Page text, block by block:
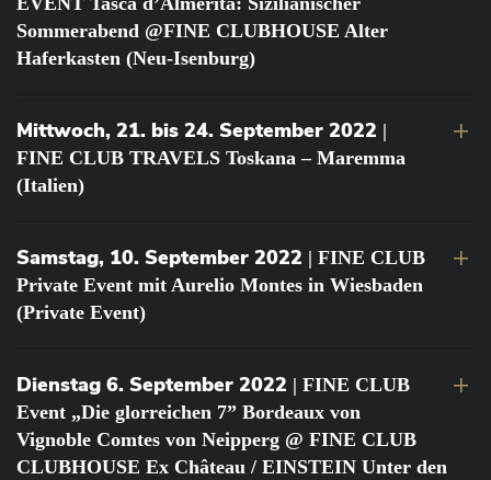
Sommerabend @FINE CLUBHOUSE Alter
Haferkasten (Neu-Isenburg)
Mittwoch, 21. bis 24. September 2022 |
FINE CLUB TRAVELS Toskana – Maremma
(Italien)
Samstag, 10. September 2022 | FINE CLUB
Private Event mit Aurelio Montes in Wiesbaden
(Private Event)
Dienstag 6. September 2022 | FINE CLUB
Event „Die glorreichen 7” Bordeaux von
Vignoble Comtes von Neipperg @ FINE CLUB
CLUBHOUSE Ex Château / EINSTEIN Unter den